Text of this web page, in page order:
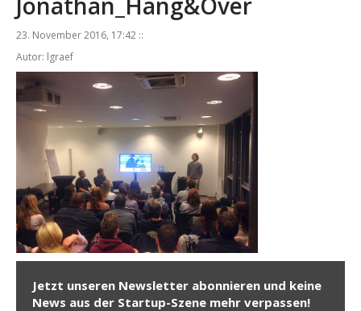
23. November 2016, 17:42 ::
Autor: lgraef
Jetzt unseren Newsletter abonnieren und keine
News aus der Startup-Szene mehr verpassen!